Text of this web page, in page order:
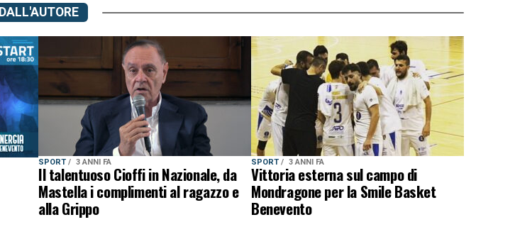
DALL'AUTORE
SPORT 3 ANNI FA
Il talentuoso Cioffi in Nazionale, da
Mastella i complimenti al ragazzo e
alla Grippo
SPORT 3 ANNI FA
Vittoria esterna sul campo di
Mondragone per la Smile Basket
Benevento